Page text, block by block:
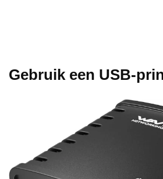
Gebruik een USB-